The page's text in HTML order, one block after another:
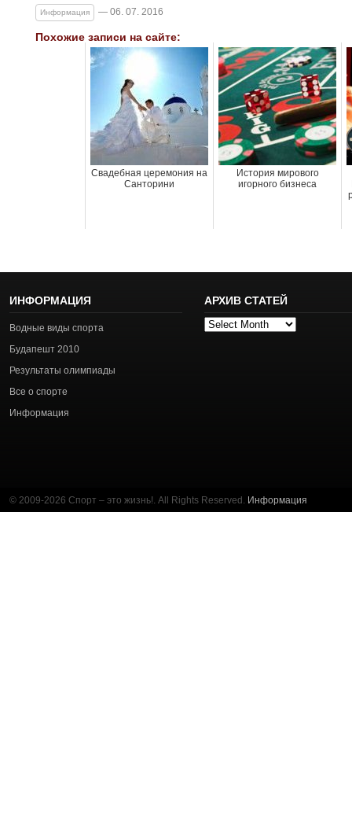
Информация — 06. 07. 2016
Похожие записи на сайте:
Свадебная церемония на
Санторини
История мирового
игорного бизнеса
ИНФОРМАЦИЯ
Водные виды спорта
Будапешт 2010
Результаты олимпиады
Все о спорте
Информация
АРХИВ СТАТЕЙ
Архив
© 2009-2026 Спорт – это жизнь!. All Rights Reserved. Информация